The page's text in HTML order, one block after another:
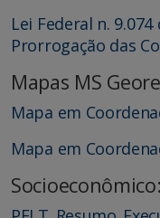
Lei Federal n.
Prorrogação das
Mapas MS
Mapa em
Mapa em
Socioeconômico: